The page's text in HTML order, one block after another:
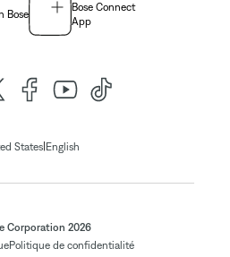
Bose
Bose Connect
App
States| English
Corporation 2026
Politique de confidentialité